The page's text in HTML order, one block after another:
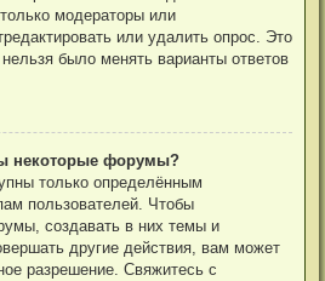
модераторы или
или удалить опрос. Это
было менять варианты ответов
некоторые форумы?
только определённым
пользователей. Чтобы
создавать в них темы и
другие действия, вам может
разрешение. Свяжитесь с